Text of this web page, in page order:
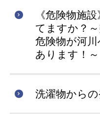
《危険物施
てますか？～
危険物が河
あります！～
洗濯物からの